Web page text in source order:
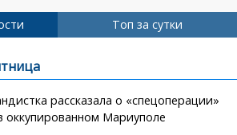
Топ за сутки
рассказала о «спецоперации»
оккупированном Мариуполе